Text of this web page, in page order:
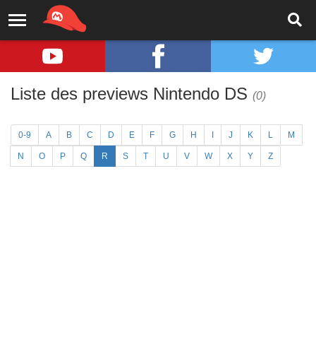
Liste des previews Nintendo DS (0)
0-9 A B C D E F G H J K L M
N O P Q R S T U V W X Y Z